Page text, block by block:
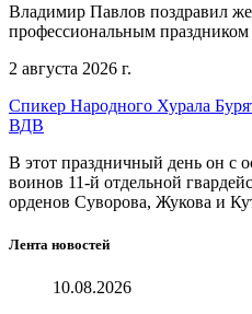
Владимир Павлов поздравил
профессиональным праздником
2 августа 2026 г.
Спикер Народного Хурала
ВДВ
В этот праздничный день он с
воинов 11-й отдельной
орденов Суворова, Жукова и
Лента новостей
10.08.2026